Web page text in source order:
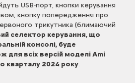
USB-порт, кнопки керування
кнопку попередження про
трикутника (блимаючий
селектор керування, що
консолі, буде
для всіх версій моделі Ami
кварталу 2024 року.